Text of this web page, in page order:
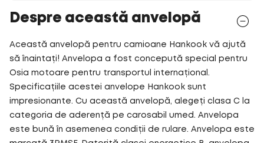
Despre această anvelopă
Această anvelopă pentru camioane Hankook vă ajută
să înaintați! Anvelopa a fost concepută special pentru
Osia motoare pentru transportul internațional.
Specificațiile acestei anvelope Hankook sunt
impresionante. Cu această anvelopă, alegeți clasa C la
categoria de aderență pe carosabil umed. Anvelopa
este bună în asemenea condiții de rulare. Anvelopa este